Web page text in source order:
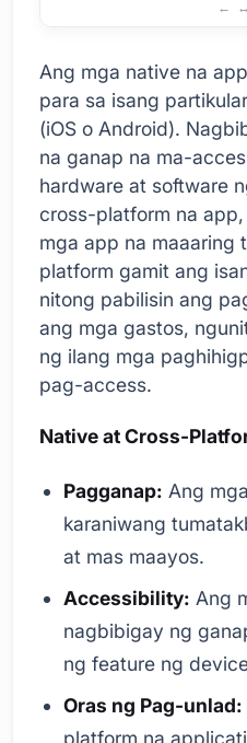
Ang mga native na
para sa isang
(iOS o Android).
na ganap na ma-
hardware at software
cross-platform na
mga app na maaaring
platform gamit ang
nitong pabilisin ang
ang mga gastos,
ng ilang mga
pag-access.
Native at Cross-
Pagganap: Ang
karaniwang
at mas maayos.
Accessibility: Ang
nagbibigay ng
ng feature ng
Oras ng Pag-unlad:
platform na